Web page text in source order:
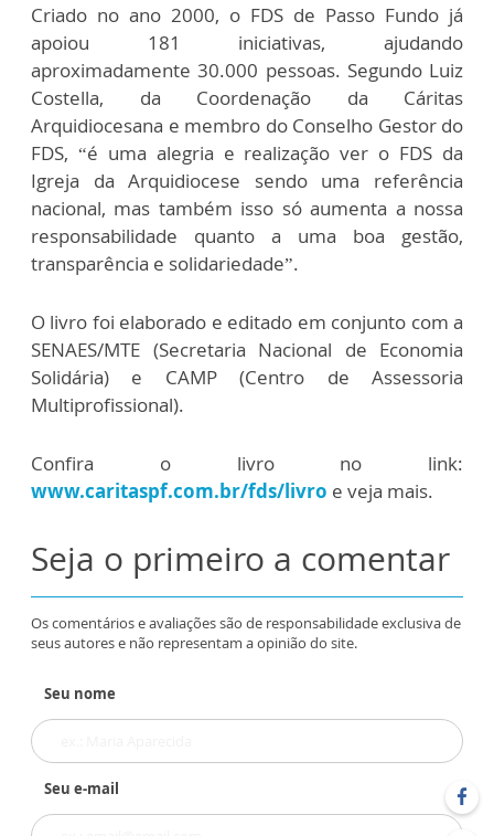
Criado no ano 2000, o FDS de Passo Fundo já
apoiou 181 iniciativas, ajudando
aproximadamente 30.000 pessoas. Segundo Luiz
Costella, da Coordenação da Cáritas
Arquidiocesana e membro do Conselho Gestor do
FDS, “é uma alegria e realização ver o FDS da
Igreja da Arquidiocese sendo uma referência
nacional, mas também isso só aumenta a nossa
responsabilidade quanto a uma boa gestão,
transparência e solidariedade”.
O livro foi elaborado e editado em conjunto com a
SENAES/MTE (Secretaria Nacional de Economia
Solidária) e CAMP (Centro de Assessoria
Multiprofissional).
Confira o livro no link:
www.caritaspf.com.br/fds/livro e veja mais.
Seja o primeiro a comentar
Os comentários e avaliações são de responsabilidade exclusiva de
seus autores e não representam a opinião do site.
Seu nome
Seu e-mail